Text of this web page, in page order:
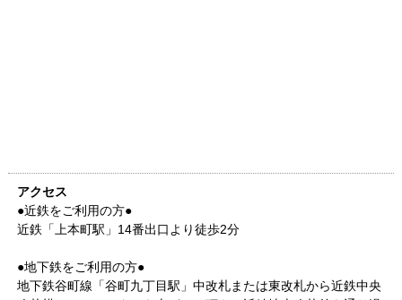
アクセス
●近鉄をご利用の方●
近鉄「上本町駅」14番出口より徒歩2分
●地下鉄をご利用の方●
地下鉄谷町線「谷町九丁目駅」中改札または東改札から近鉄中央